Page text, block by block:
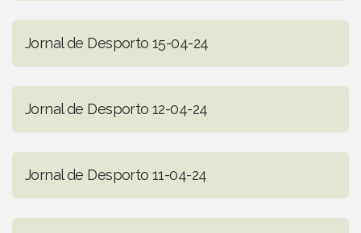
Jornal de Desporto 15-04-24
Jornal de Desporto 12-04-24
Jornal de Desporto 11-04-24